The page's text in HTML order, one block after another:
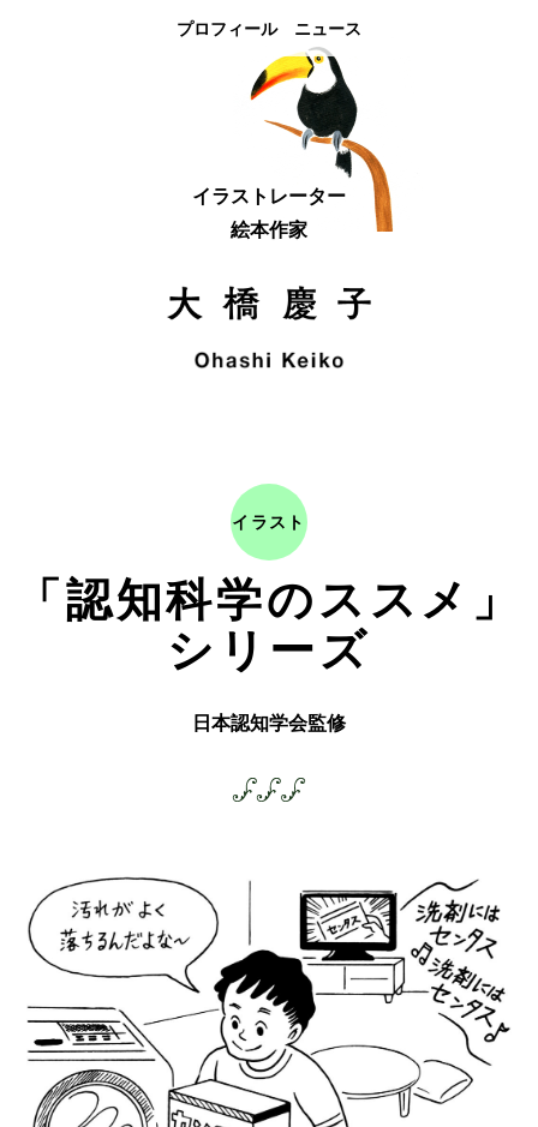
イラストレーター
絵本作家
プロフィール ニュース
イラスト
「認知科学のススメ」
シリーズ
日本認知学会監修